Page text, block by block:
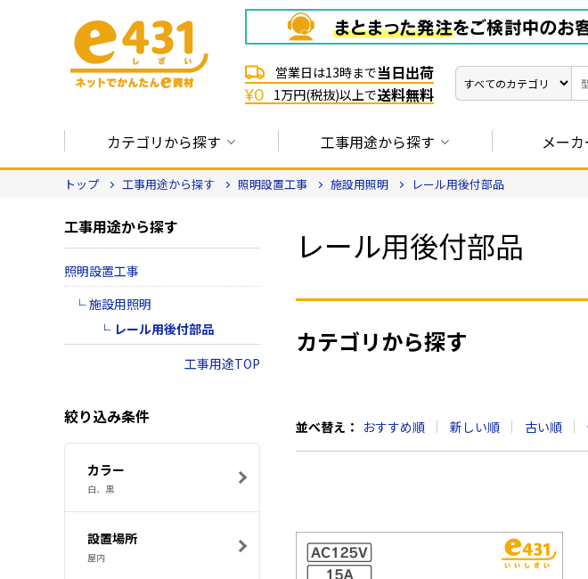
営業日は13時まで当日出荷
¥0 1万円(税抜)以上で送料無料
カテゴリから探す 工事用途から探す メー
トップ 工事用途から探す 照明設置工事 施設用照明 レール用後付部品
工事用途から探す
照明設置工事
施設用照明
レール用後付部品
工事用途TOP
絞り込み条件
カラー
白、黒
設置場所
屋内
レール用後付部品
カテゴリから探す
並べ替え： おすすめ順 新しい順 古い順